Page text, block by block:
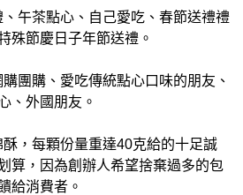
午茶點心、自己愛吃、春節送禮禮
殊節慶日子年節送禮。
團購、愛吃傳統點心口味的朋友、
、外國朋友。
，每顆份量重達40克給的十足誠
算，因為創辦人希望捨棄過多的包
給消費者。